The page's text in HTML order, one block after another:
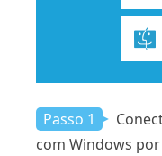
Passo 1
com Windows